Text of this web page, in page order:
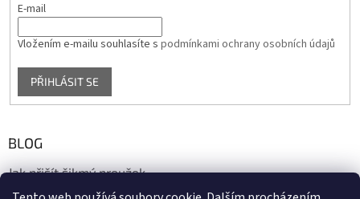
E-mail
Vložením e-mailu souhlasíte s podmínkami ochrany osobních údajů
PŘIHLÁSIT SE
BLOG
Jak přišít šikmý proužek